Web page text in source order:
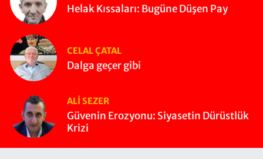
Helak Kıssaları: Bugüne Düşen Pay
CELAL ÇATAL
Dalga geçer gibi
ALI SEZER
Güvenin Erozyonu: Siyasetin Dürüstlük
Krizi